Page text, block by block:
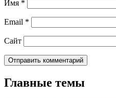
Имя *
Email *
Сайт
Главные темы